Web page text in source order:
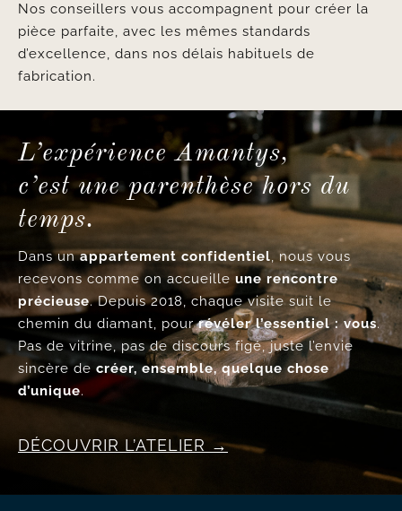
Nos conseillers vous accompagnent pour créer la
pièce parfaite, avec les mêmes standards
d’excellence, dans nos délais habituels de
fabrication.
L’expérience Amantys,
c’est une parenthèse hors du
temps.
Dans unappartement confidentiel, nous vous
recevons comme on accueille une rencontre
précieuse. Depuis 2018, chaque visite suit le
chemin du diamant, pourrévéler l’essentiel : vous.
Pas de vitrine, pas de discours figé, juste l’envie
sincère de créer, ensemble, quelque chose
d’unique.
DÉCOUVRIR L’ATELIER